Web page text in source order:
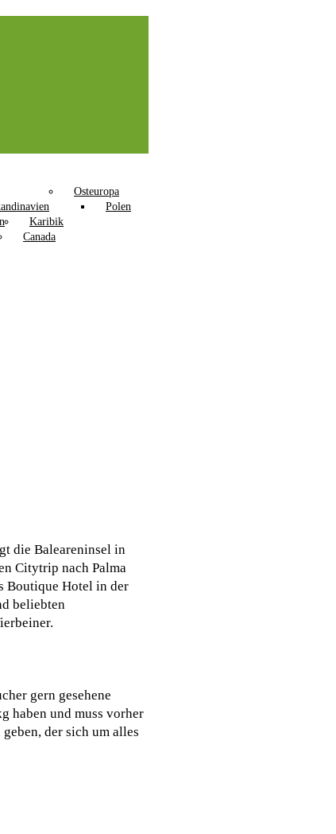
Osteuropa
Polen
Karibik
Canada
die Baleareninsel in
Citytrip nach Palma
Boutique Hotel in der
beliebten
gern gesehene
haben und muss vorher
der sich um alles